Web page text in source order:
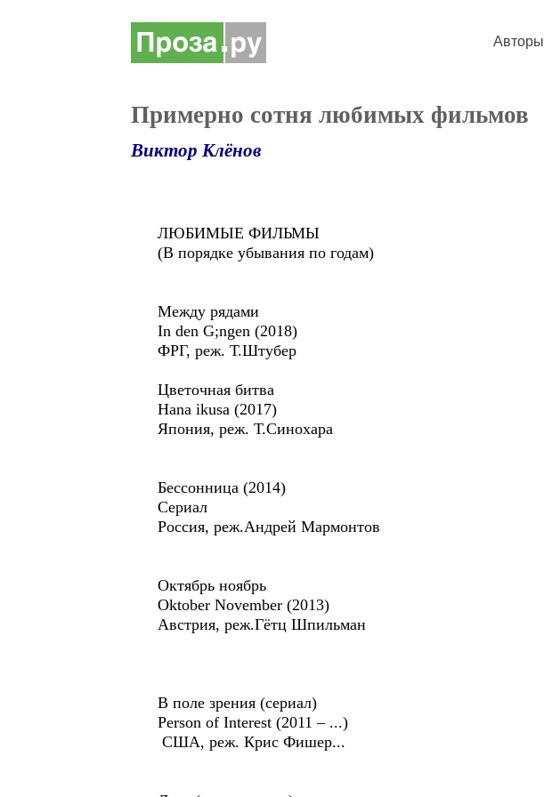
Авторы
Примерно сотня любимых фильмов
Виктор Клёнов
ЛЮБИМЫЕ ФИЛЬМЫ
(В порядке убывания по годам)
Между рядами
In den G;ngen (2018)
ФРГ, реж. Т.Штубер
Цветочная битва
Hana ikusa (2017)
Япония, реж. Т.Синохара
Бессонница (2014)
Сериал
Россия, реж.Андрей Мармонтов
Октябрь ноябрь
Oktober November (2013)
Австрия, реж.Гётц Шпильман
В поле зрения (сериал)
Person of Interest (2011 – ...)
США, реж. Крис Фишер...